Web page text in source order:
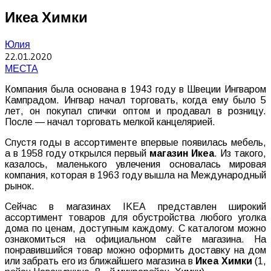
Икеа Химки
Юлия
22.01.2020
МЕСТА
Компания была основана в 1943 году в Швеции Ингваром
Кампрадом. Ингвар начал торговать,когда ему было 5
лет,он покупал спички оптом и продавал в розницу.
После — начал торговать мелкой канцелярией.
Спустя годы в ассортименте впервые появилась мебель,
а в 1958 году открылся первый магазин Икеа. Из такого,
казалось, маленького увлечения основалась
мировая
компания,которая в 1963 году вышла на Международный
рынок.
Сейчас
в магазинах IKEA представлен
широкий
ассортимент
товаров для обустройства любого уголка
дома по ценам, доступным каждому. C каталогом можно
ознакомиться
на официальном сайте магазина.
На
понравившийся товар можно оформить доставку на дом
или забрать его из ближайшего магазина в Икеа Химки (1,